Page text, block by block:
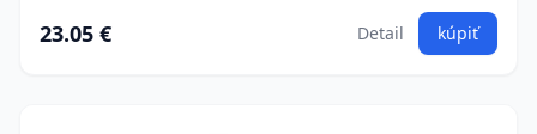
23.05 € Detail kúpiť